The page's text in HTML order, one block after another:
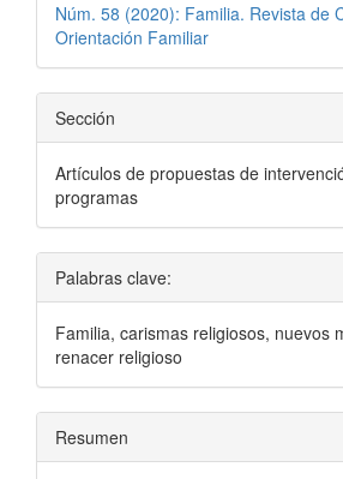
Núm. 58 (2020): Familia. Revista de
Orientación Familiar
Sección
Artículos de propuestas de
programas
Palabras clave:
Familia, carismas religiosos, nuevos
renacer religioso
Resumen